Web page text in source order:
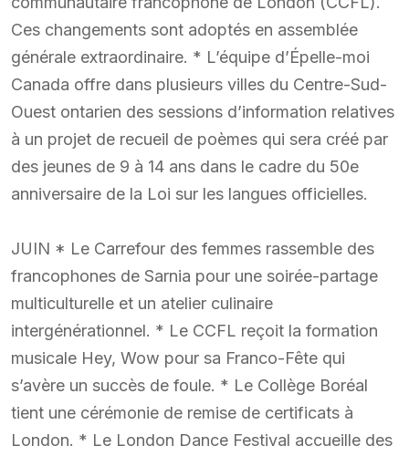
Ces changements sont adoptés en assemblée
générale extraordinaire. * L’équipe d’Épelle-moi
Canada offre dans plusieurs villes du Centre-Sud-
Ouest ontarien des sessions d’information relatives
à un projet de recueil de poèmes qui sera créé par
des jeunes de 9 à 14 ans dans le cadre du 50e
anniversaire de la Loi sur les langues officielles.
JUIN * Le Carrefour des femmes rassemble des
francophones de Sarnia pour une soirée-partage
multiculturelle et un atelier culinaire
intergénérationnel. * Le CCFL reçoit la formation
musicale Hey, Wow pour sa Franco-Fête qui
s’avère un succès de foule. * Le Collège Boréal
tient une cérémonie de remise de certificats à
London. * Le London Dance Festival accueille des